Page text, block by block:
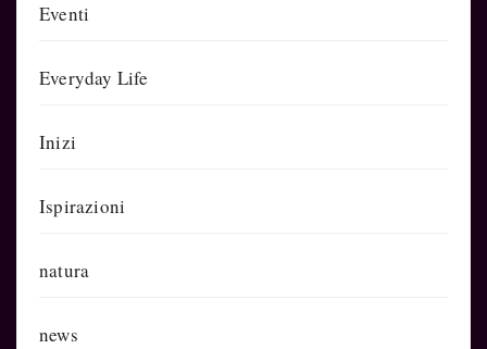
Eventi
Everyday Life
Inizi
Ispirazioni
natura
news